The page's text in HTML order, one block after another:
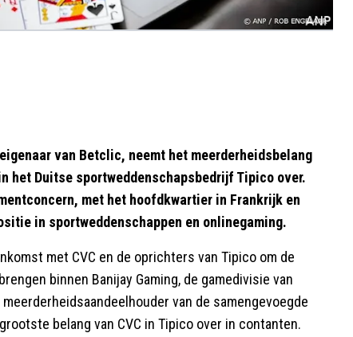
van Betclic, neemt het meerderheidsbelang
het Duitse sportweddenschapsbedrijf Tipico over.
met het hoofdkwartier in Frankrijk en
in sportweddenschappen en onlinegaming.
met CVC en de oprichters van Tipico om de
binnen Banijay Gaming, de gamedivisie van
van de samengevoegde
belang van CVC in Tipico over in contanten.